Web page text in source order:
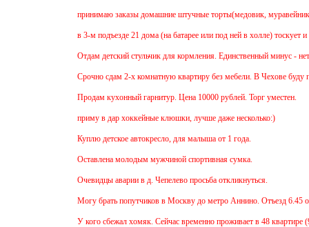
принимаю заказы домашние штучные торты(медовик, муравейник,
в 3-м подъезде 21 дома (на батарее или под ней в холле) тоскует и
Отдам детский стульчик для кормления. Единственный минус - нет
Срочно сдам 2-х комнатную квартиру без мебели. В Чехове буду после
Продам кухонный гарнитур. Цена 10000 рублей. Торг уместен.
приму в дар хоккейные клюшки, лучше даже несколько:)
Куплю детское автокресло, для малыша от 1 года.
Оставлена молодым мужчиной спортивная сумка.
Очевидцы аварии в д. Чепелево просьба откликнуться.
Могу брать попутчиков в Москву до метро Аннино. Отъезд 6.45 от
У кого сбежал хомяк. Сейчас временно проживает в 48 квартире (9